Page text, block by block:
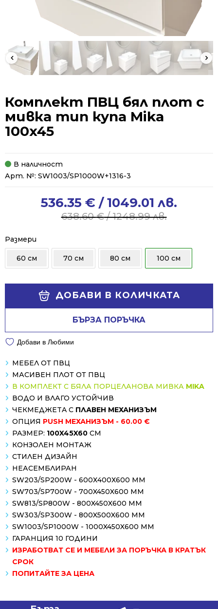
Комплект ПВЦ бял плот с
мивка тип купа Mika
100x45
В наличност
Арт. №: SW1003/SP1000W+1316-3
638.60€/ 1248.99 лв.
638.60 €
/
1248.99 лв..
536.35 € / 1049.01 лв.
536.35 €
/
1049.01 лв..
Размери
60 см 70 см 80 см 100 см
ДОБАВИ В КОЛИЧКАТА
БЪРЗА ПОРЪЧКА
Добави в Любими
МЕБЕЛ ОТ ПВЦ
МАСИВЕН ПЛОТ ОТ ПВЦ
В КОМПЛЕКТ С БЯЛА ПОРЦЕЛАНОВА МИВКА MIKA
ВОДО И ВЛАГО УСТОЙЧИВ
ЧЕКМЕДЖЕTA С ПЛАВЕН МЕХАНИЗЪМ
ОПЦИЯ PUSH МЕХАНИЗЪМ - 60.00 €
РАЗМЕР: 100X45X60 СМ
КОНЗОЛЕН МОНТАЖ
СТИЛЕН ДИЗАЙН
НЕАСЕМБЛИРАН
SW203/SP200W - 600Х400Х600 ММ
SW703/SP700W - 700X450X600 ММ
SW813/SP800W - 800X450X600 ММ
SW303/SP300W - 800X500X600 ММ
SW1003/SP1000W - 1000X450X600 ММ
ГАРАНЦИЯ 10 ГОДИНИ
ИЗРАБОТВАТ СЕ И МЕБЕЛИ ЗА ПОРЪЧКА В КРАТЪК
СРОК
ПОПИТАЙТЕ ЗА ЦЕНА